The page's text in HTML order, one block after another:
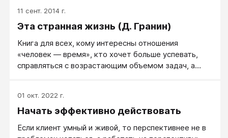
зависит от того, какая конкретная задача
поставлена руководством. Кроме того, тут всегда
11 сент. 2014 г.
Эта странная жизнь (Д. Гранин)
Книга для всех, кому интересны отношения
«человек — время», кто хочет больше успевать,
справляться с возрастающим объемом задач, а
01 окт. 2022 г.
Начать эффективно действовать
Если клиент умный и живой, то перспективнее не в